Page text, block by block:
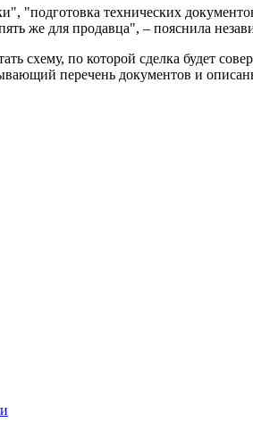
технических
же для продавца", – пояснила
схему, по которой сделка будет
перечень документов и